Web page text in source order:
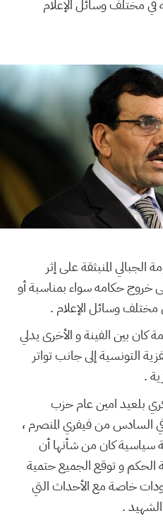
في مختلف وسائل الإعلام
المنبثقة على إثر
خروج حكامه سواء بمناسبة أو
مختلف وسائل الإعلام .
بين الفينة و الأخرى يدلي
التونسية إلى جانب تواتر
.
بلعيد امين عام حزب
السادس من فيفري المنصرم ،
كان من شأنها أن
و توقع الجميع حتمية
خاصة مع الأحداث التي
.